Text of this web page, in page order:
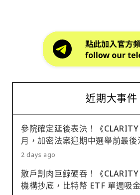
群知名財經觀察家
財務數據，STRC 目前每月的股
1.5 億美元之間。即便未來因觸
相較於 2024 年夏天德國政府在
場倒貨 30 億美元比特幣的歷史
優先股義務而可能產生的潛在資
數百億的加密市場而言，不過是
@thedefivillain 認為，市場對於
人 Michael Saylor 此前也已於 6
明，確認 2026 年 6 月的股利率
的表現將超過所有市值前十名的
Kyle Samani 發起挑戰。而
SOL，接受了這場賭注。不過，
近期大事件
參院確定延後表決！《
月，加密法案迎期中選舉前最後
2 days ago
散戶割肉巨鯨硬吞！《
機構抄底，比特幣 ETF 單週吸